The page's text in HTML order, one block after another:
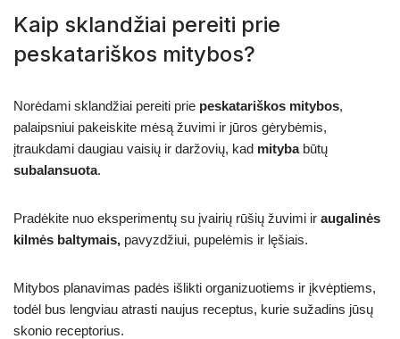
Kaip sklandžiai pereiti prie
peskatariškos mitybos?
Norėdami sklandžiai pereiti prie peskatariškos mitybos,
palaipsniui pakeiskite mėsą žuvimi ir jūros gėrybėmis,
įtraukdami daugiau vaisių ir daržovių, kad mitybabūtų
subalansuota.
Pradėkite nuo eksperimentų su įvairių rūšių žuvimi ir augalinės
kilmės baltymais, pavyzdžiui, pupelėmis ir lęšiais.
Mitybos planavimas padės išlikti organizuotiems ir įkvėptiems,
todėl bus lengviau atrasti naujus receptus, kurie sužadins jūsų
skonio receptorius.